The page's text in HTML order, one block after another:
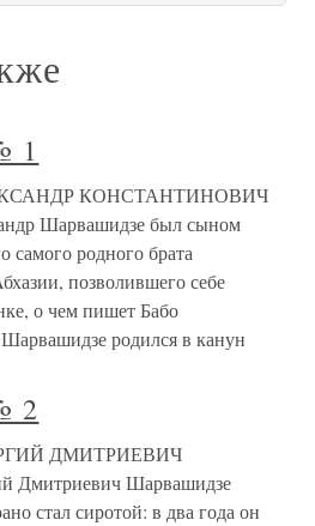
1
КОНСТАНТИНОВИЧ
Шарвашидзе был сыном
самого родного брата
позволившего себе
о чем пишет Бабо
родился в канун
2
ДМИТРИЕВИЧ
Шарвашидзе
стал сиротой: в два года он